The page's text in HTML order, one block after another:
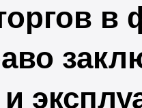
в